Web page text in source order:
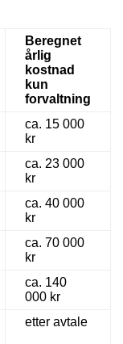
Beregnet
årlig
kostnad
kun
forvaltning
ca. 15 000
kr
ca. 23 000
kr
ca. 40 000
kr
ca. 70 000
kr
ca. 140
000 kr
etter avtale